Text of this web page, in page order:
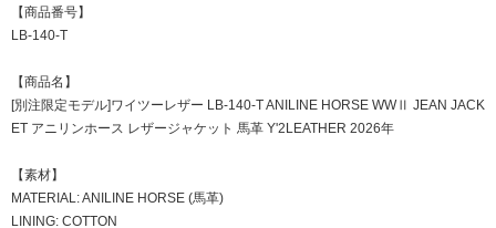
【商品番号】
LB-140-T
【商品名】
[別注限定モデル]ワイツーレザー LB-140-T ANILINE HORSE WWⅡ JEAN JACK
ET アニリンホース レザージャケット 馬革 Y'2LEATHER 2026年
【素材】
MATERIAL: ANILINE HORSE (馬革)
LINING: COTTON